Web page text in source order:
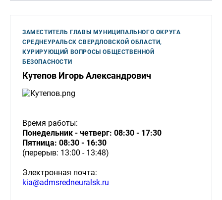
ЗАМЕСТИТЕЛЬ ГЛАВЫ МУНИЦИПАЛЬНОГО ОКРУГА
СРЕДНЕУРАЛЬСК СВЕРДЛОВСКОЙ ОБЛАСТИ,
КУРИРУЮЩИЙ ВОПРОСЫ ОБЩЕСТВЕННОЙ
БЕЗОПАСНОСТИ
Кутепов Игорь Александрович
Время работы:
Понедельник - четверг: 08:30 - 17:30
Пятница: 08:30 - 16:30
(перерыв: 13:00 - 13:48)
Электронная почта:
kia@admsredneuralsk.ru